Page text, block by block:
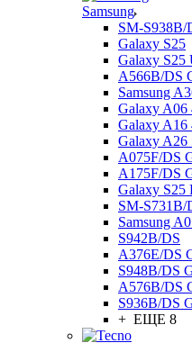
Samsung
SM-S938B/
Galaxy S25
Galaxy S25
A566B/DS
Samsung
Galaxy A06
Galaxy A16
Galaxy A26
A075F/DS
A175F/DS
Galaxy S25
SM-S731B/
Samsung
S942B/DS
A376E/DS
S948B/DS
A576B/DS
S936B/DS
+ ЕЩЕ 8